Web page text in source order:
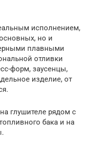
исполнением,
но и
плавными
отливки
форм, заусенцы,
изделие, от
глушителе рядом с
бака и на